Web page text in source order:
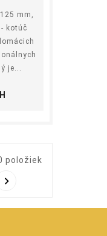
mm,
kotúč
je...
položiek
